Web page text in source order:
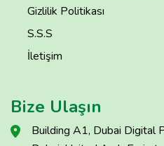
Gizlilik Politikası
S.S.S
İletişim
Bize Ulaşın
Building A1, Dubai Digital